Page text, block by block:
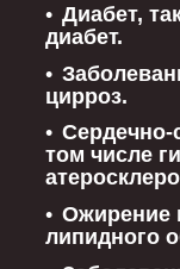
Диабет,
диабет.
цирроз.
Сердечно-
том числе
Ожирение
липидного